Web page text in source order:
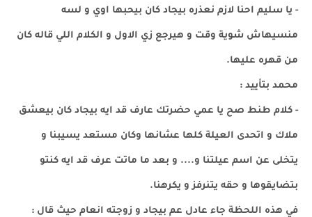
- يا سليم احنا لازم نعذره بيجاد كان بيحبها اوي و لسه
منسيهاش شوية وقت و هيرجع زي الاول و الكلام اللي قاله كان
من قهره عليها.
محمد بتأييد :
- كلام طنط صح يا عمي حضرتك عارف قد ايه بيجاد كان بيعشق
ملاك و اتحدى العيلة كلها عشانها وكان مستعد يسيبنا و
يتخلى عن اسم عيلتنا و.... و بعد ما ماتت عرف قد ايه كنتو
بتضايقوها و حقه يتنرفز و يكرهنا.
في هذه اللحظة جاء عادل عم بيجاد و زوجته انعام حيث قال :